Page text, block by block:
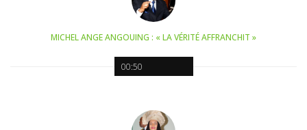
00:50
MICHEL ANGE ANGOUING : « LA VÉRITÉ AFFRANCHIT »